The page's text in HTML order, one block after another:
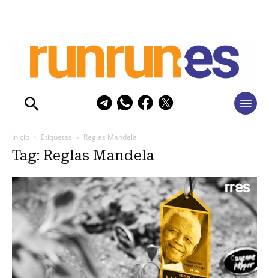
Inicio Etiquetas Reglas Mandela
Tag: Reglas Mandela